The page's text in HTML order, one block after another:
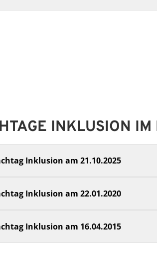
INKLUSION
Inklusion am 21.10.2025
Inklusion am 22.01.2020
Inklusion am 16.04.2015